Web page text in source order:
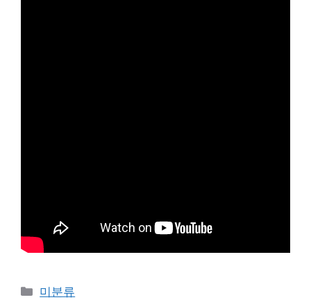
Categories
미분류